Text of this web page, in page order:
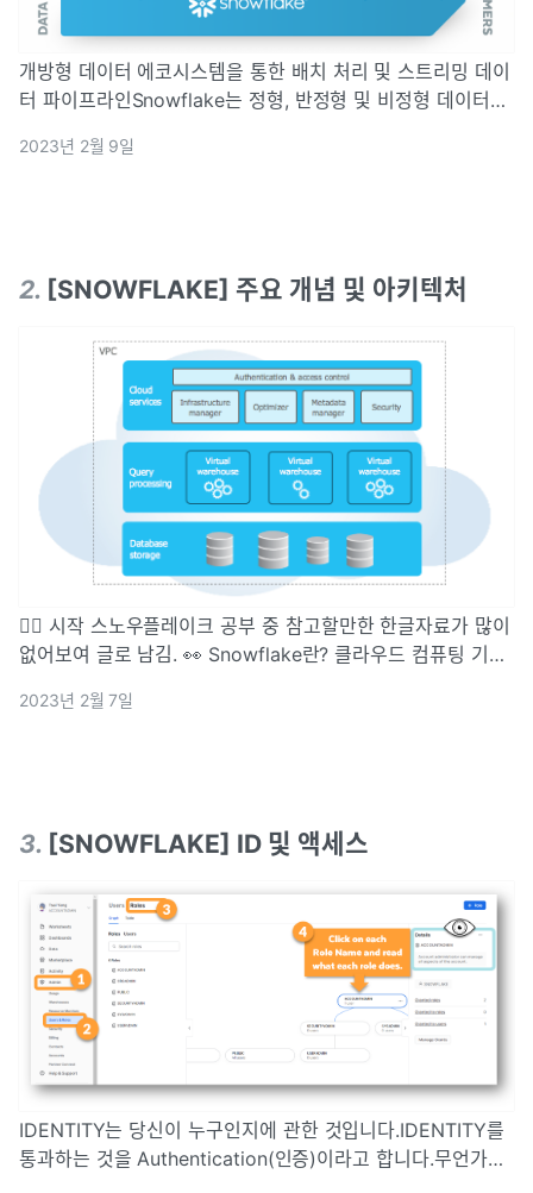
개방형 데이터 에코시스템을 통한 배치 처리 및 스트리밍 데이
터 파이프라인Snowflake는 정형, 반정형 및 비정형 데이터의
환 요청에 따른 맞춤형 규모와 성능Snowflake의 고유 아키텍
2023년 2월 9일
2. [SNOWFLAKE] 주요 개념 및 아키텍처
🐱‍🏍 시작 스노우플레이크 공부 중 참고할만한 한글자료가 많이
없어보여 글로 남김. 👀 Snowflake란? 클라우드 컴퓨팅 기반
(SaaS)를 제공, 복잡하게 구성된 데이터웨어하우스를 완전관
2023년 2월 7일
3. [SNOWFLAKE] ID 및 액세스
IDENTITY는 당신이 누구인지에 관한 것입니다.IDENTITY를
통과하는 것을 Authentication(인증)이라고 합니다.무언가에